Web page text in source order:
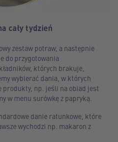
cały tydzień
zestaw potraw, a następnie
do przygotowania
których brakuje,
wybierać dania, w których
produkty, np. jeśli na obiad jest
w menu surówkę z papryką.
danie ratunkowe, które
wychodzi np. makaron z